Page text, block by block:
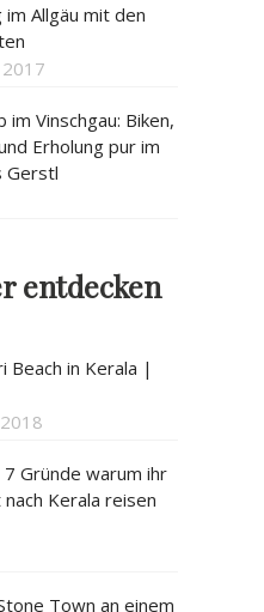
im Allgäu mit den
im Vinschgau: Biken,
Erholung pur im
Gerstl
entdecken
Beach in Kerala |
7 Gründe warum ihr
Kerala reisen
Town an einem